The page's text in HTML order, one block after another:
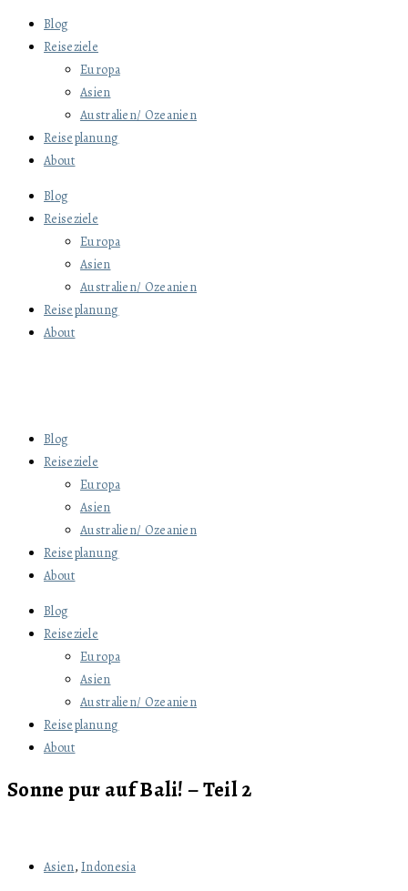
Blog
Reiseziele
Europa
Asien
Australien/ Ozeanien
Reiseplanung
About
Blog
Reiseziele
Europa
Asien
Australien/ Ozeanien
Reiseplanung
About
Blog
Reiseziele
Europa
Asien
Australien/ Ozeanien
Reiseplanung
About
Blog
Reiseziele
Europa
Asien
Australien/ Ozeanien
Reiseplanung
About
Sonne pur auf Bali! – Teil 2
Asien,Indonesia